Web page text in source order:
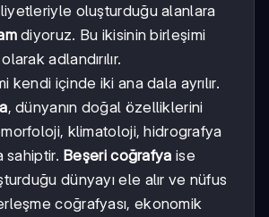
oluşturduğu alanlara
diyoruz. Bu ikisinin birleşimi
adlandırılır.
kendi içinde iki ana dala ayrılır.
, dünyanın doğal özelliklerini
klimatoloji, hidrografya
sahiptir. Beşeri coğrafya ise
dünyayı ele alır ve nüfus
coğrafyası, ekonomik